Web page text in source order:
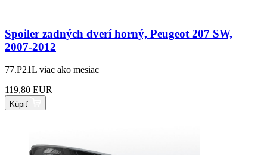
Spoiler zadných dverí horný, Peugeot 207 SW,
2007-2012
77.P21L viac ako mesiac
119,80 EUR
Kúpiť